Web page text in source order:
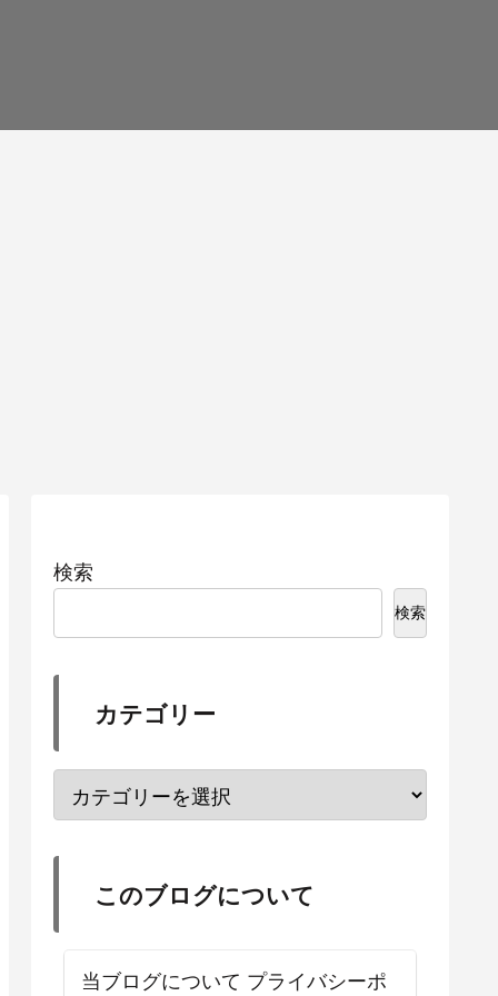
検索
検索
カテゴリー
このブログについて
当ブログについて プライバシーポ